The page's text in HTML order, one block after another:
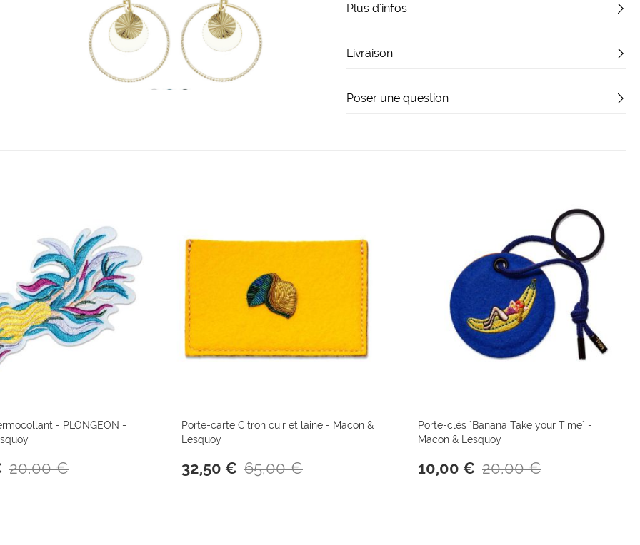
Plus d'infos
Livraison
Poser une question
- PLONGEON -
20,00 €
Porte-carte Citron cuir et laine - Macon &
Lesquoy
32,50 € 65,00 €
Porte-clés "Banana Take your Time" -
Macon & Lesquoy
10,00 € 20,00 €